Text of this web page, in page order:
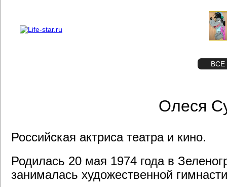
ВСЕ
Олеся
Российская актриса театра и кино.
Родилась 20 мая 1974 года в
занималась художественной